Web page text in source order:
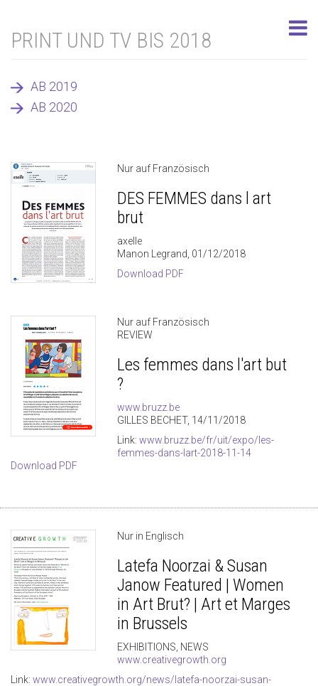
PRINT UND TV BIS 2018
AB 2019
AB 2020
Nur auf Französisch
DES FEMMES dans l art
brut
axelle
Manon Legrand, 01/12/2018
Download PDF
Nur auf Französisch
REVIEW
Les femmes dans l'art but
?
www.bruzz.be
GILLES BECHET, 14/11/2018
Link: www.bruzz.be/fr/uit/expo/les-
femmes-dans-lart-2018-11-14
Download PDF
Nur in Englisch
Latefa Noorzai & Susan
Janow Featured | Women
in Art Brut? | Art et Marges
in Brussels
EXHIBITIONS, NEWS
www.creativegrowth.org
Link: www.creativegrowth.org/news/latefa-noorzai-susan-